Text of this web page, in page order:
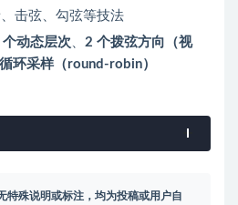
击弦、勾弦等技法
个动态层次
2 个拨弦方向（视
环采样（round-robin）
特殊说明或标注，均为投稿或用户自